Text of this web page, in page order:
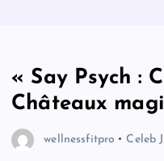
« Say Psych :
Châteaux
wellnessfitpro Celeb